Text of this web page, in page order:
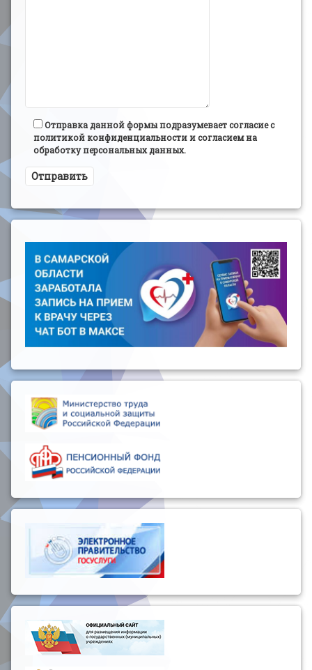
Отправка данной формы подразумевает согласие с
политикой конфиденциальности и согласием на
обработку персональных данных.